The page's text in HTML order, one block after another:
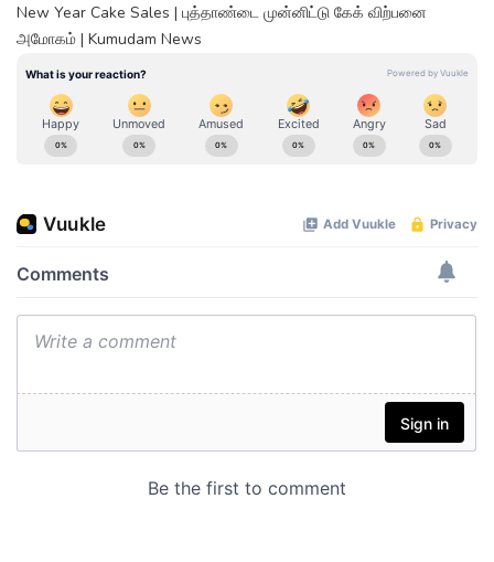
New Year Cake Sales | புத்தாண்டை முன்னிட்டு கேக் விற்பனை
அமோகம் | Kumudam News